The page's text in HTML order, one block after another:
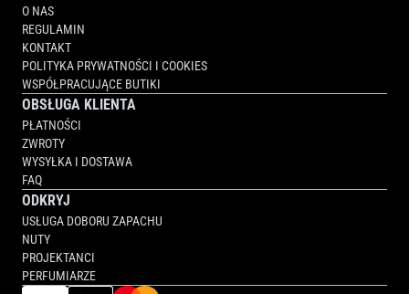
O NAS
REGULAMIN
KONTAKT
POLITYKA PRYWATNOŚCI I COOKIES
WSPÓŁPRACUJĄCE BUTIKI
OBSŁUGA KLIENTA
PŁATNOŚCI
ZWROTY
WYSYŁKA I DOSTAWA
FAQ
ODKRYJ
USŁUGA DOBORU ZAPACHU
NUTY
PROJEKTANCI
PERFUMIARZE